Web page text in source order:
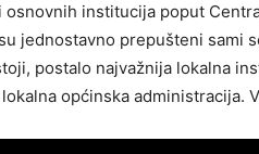
osnovnih institucija poput
jednostavno prepušteni sami
postalo najvažnija lokalna
općinska administracija.